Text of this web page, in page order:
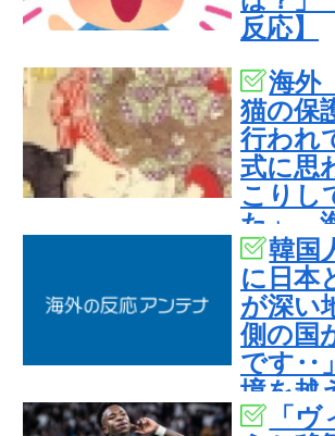
反応】
海外
猫の保
行われ
式に思
こりし
た」
応韓国
に日本
が深い
側の国
です‥
境を越
べき歴
「